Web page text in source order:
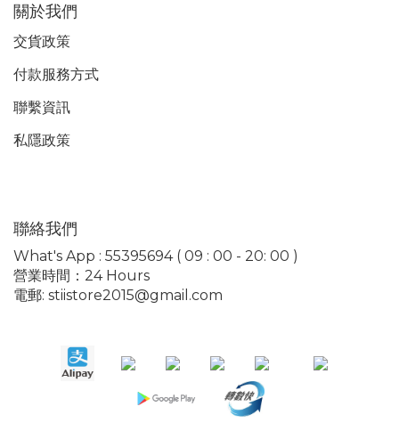
關於我們
交貨政策
付款服務方式
聯繫資訊
私隱政策
聯絡我們
What's App : 55395694 ( 09 : 00 - 20: 00 )
營業時間：24 Hours
電郵: stiistore2015@gmail.com